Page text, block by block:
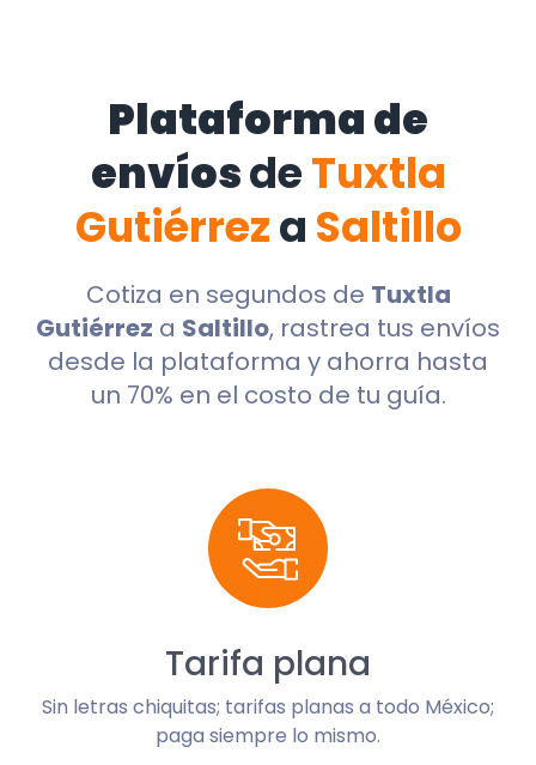
Plataforma de
envíosdeTuxtla
Gutiérreza Saltillo
Cotiza en segundos de Tuxtla
Gutiérrez a Saltillo, rastrea tus envíos
desde la plataforma y ahorra hasta
un 70% en el costo de tu guía.
Tarifa plana
Sin letras chiquitas; tarifas planas a todo México;
paga siempre lo mismo.